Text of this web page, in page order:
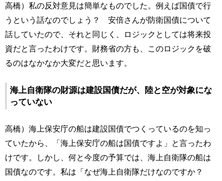
高橋）私の反対意見は簡単なものでした。例えば国債で行
うという話なのでしょう？ 安倍さんが防衛国債について
話していたので、それと同じく、ロジックとしては将来投
資だと言ったわけです。財務省の方も、このロジックを破
るのはなかなか大変だと思います。
海上自衛隊の財源は建設国債だが、陸と空が対象にな
っていない
高橋）海上保安庁の船は建設国債でつくっているのを知っ
ていたから、「海上保安庁の船は国債ですよ」と言ったわ
けです。しかし、何と今度の予算では、海上自衛隊の船は
国債なのです。私は「なぜ海上自衛隊だけなのですか？